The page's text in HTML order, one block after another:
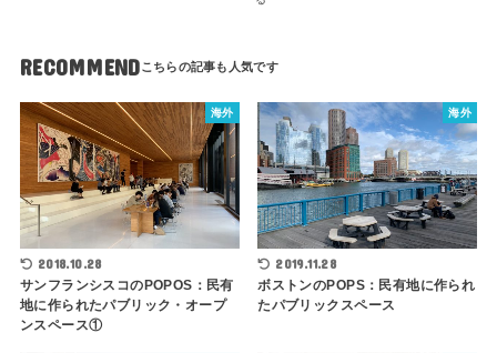
RECOMMEND
海外
2018.10.28
サンフランシスコのPOPOS：民有
地に作られたパブリック・オープ
ンスペース①
海外
2019.11.28
ボストンのPOPS：民有地に作られ
たパブリックスペース